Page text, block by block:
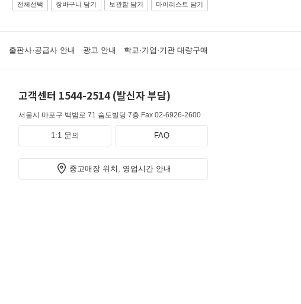
전체선택 장바구니 담기 보관함 담기 마이리스트 담기
출판사·공급사 안내 광고 안내 학교·기업·기관 대량구매
고객센터 1544-2514 (발신자 부담)
서울시 마포구 백범로 71 숨도빌딩 7층 Fax 02-6926-2600
1:1 문의 FAQ
중고매장 위치, 영업시간 안내